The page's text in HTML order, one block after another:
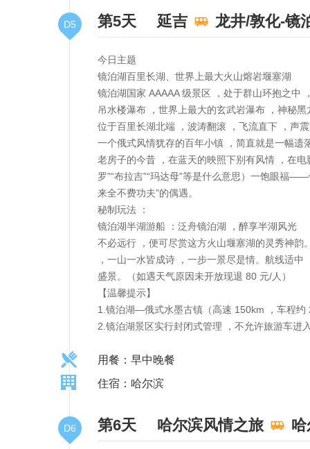
D5 第5天 延吉 龙井/敦化-镜
今日主题
镜泊湖百里长湖、世界上最大火山熔岩堰塞湖
镜泊湖国家 AAAAA 级景区 ，处于群山环抱之中
吊水楼瀑布 ，世界上最大的玄武岩瀑布 ，神秘
位于百里长湖北端 ，波涛翻滚 ，飞流直下 ，声
一个俄式风情犹存的百年小镇 ，简直就是一幅
老房子的今昔 ，在蓝天的映照下别有风情 ，在
罗”“布拉吉”“玛达母”等是什么意思）一饱眼福
来全不费功夫”的偶遇。
秘制玩法 ：
镜泊湖半湖游船 ：泛舟镜泊湖 ，醉享半湖风光
不必远行 ，便可尽赏这方火山堰塞湖的灵秀神
，一山一水皆成诗 ，一步一景尽是情。航线适
盛景。（如遇天气原因未开放现退 80 元/人）
【温馨提示】
1.镜泊湖—俄式水墨古镇（高速 150km ，车程
2.镜泊湖景区实行封闭式管理 ，不允许旅游车进
用餐：早中晚餐
住宿：哈尔滨
D6 第6天 哈尔滨风情之旅